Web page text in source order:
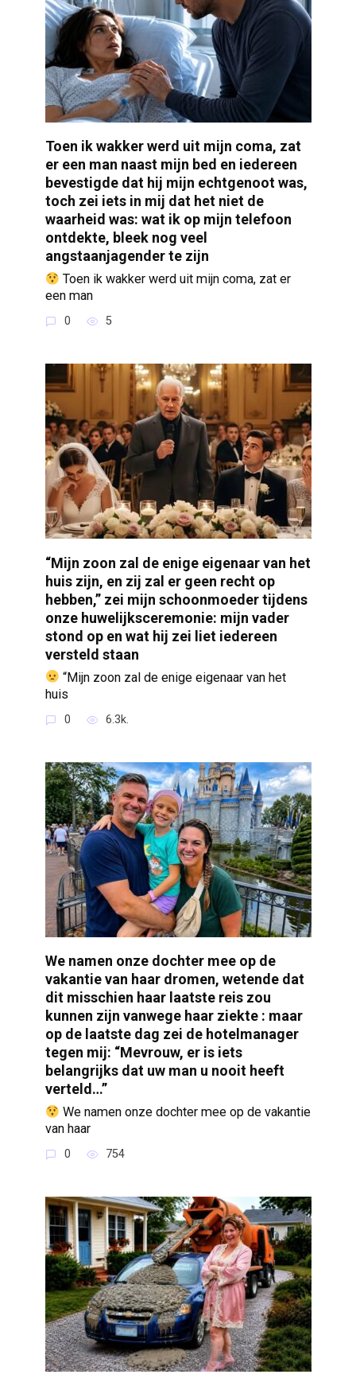
Toen ik wakker werd uit mijn coma, zat
er een man naast mijn bed en iedereen
bevestigde dat hij mijn echtgenoot was,
toch zei iets in mij dat het niet de
waarheid was: wat ik op mijn telefoon
ontdekte, bleek nog veel
angstaanjagender te zijn
Toen ik wakker werd uit mijn coma, zat er
een man
0 5
“Mijn zoon zal de enige eigenaar van het
huis zijn, en zij zal er geen recht op
hebben,” zei mijn schoonmoeder tijdens
onze huwelijksceremonie: mijn vader
stond op en wat hij zei liet iedereen
versteld staan
“Mijn zoon zal de enige eigenaar van het
huis
0 6.3k.
We namen onze dochter mee op de
vakantie van haar dromen, wetende dat
dit misschien haar laatste reis zou
kunnen zijn vanwege haar ziekte : maar
op de laatste dag zei de hotelmanager
tegen mij: “Mevrouw, er is iets
belangrijks dat uw man u nooit heeft
verteld…”
We namen onze dochter mee op de vakantie
van haar
0 754